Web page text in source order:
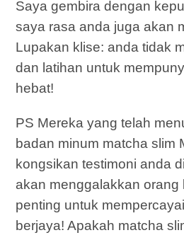
Saya gembira dengan
saya rasa anda juga akan
Lupakan klise: anda tidak
dan latihan untuk
hebat!
PS Mereka yang telah
badan minum matcha slim
kongsikan testimoni anda
akan menggalakkan orang
penting untuk
berjaya! Apakah matcha